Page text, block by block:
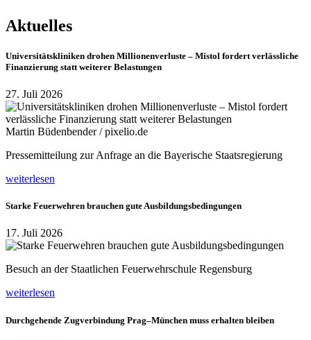
Aktuelles
Universitätskliniken drohen Millionenverluste – Mistol fordert verlässliche
Finanzierung statt weiterer Belastungen
27. Juli 2026
Martin Büdenbender / pixelio.de
Pressemitteilung zur Anfrage an die Bayerische Staatsregierung
weiterlesen
Starke Feuerwehren brauchen gute Ausbildungsbedingungen
17. Juli 2026
Besuch an der Staatlichen Feuerwehrschule Regensburg
weiterlesen
Durchgehende Zugverbindung Prag–München muss erhalten bleiben